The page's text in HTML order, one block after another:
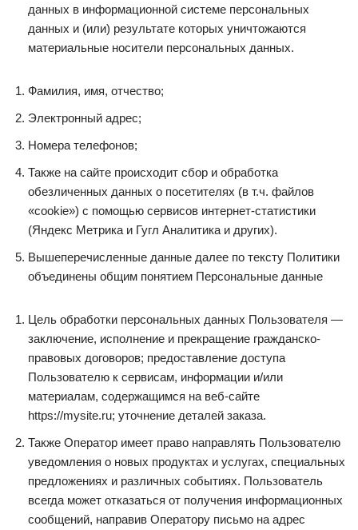
данных в информационной системе персональных
данных и (или) результате которых уничтожаются
материальные носители персональных данных.
Фамилия, имя, отчество;
Электронный адрес;
Номера телефонов;
Также на сайте происходит сбор и обработка
обезличенных данных о посетителях (в т.ч. файлов
«cookie») с помощью сервисов интернет-статистики
(Яндекс Метрика и Гугл Аналитика и других).
Вышеперечисленные данные далее по тексту Политики
объединены общим понятием Персональные данные
Цель обработки персональных данных Пользователя —
заключение, исполнение и прекращение гражданско-
правовых договоров; предоставление доступа
Пользователю к сервисам, информации и/или
материалам, содержащимся на веб-сайте
https://mysite.ru; уточнение деталей заказа.
Также Оператор имеет право направлять Пользователю
уведомления о новых продуктах и услугах, специальных
предложениях и различных событиях. Пользователь
всегда может отказаться от получения информационных
сообщений, направив Оператору письмо на адрес